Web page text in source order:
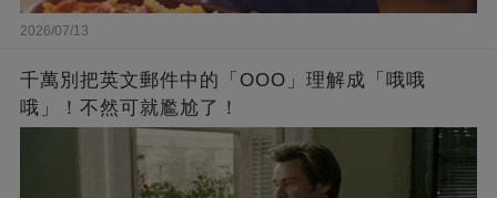
2026/07/13
千萬別把英文郵件中的「OOO」理解成「哦哦
哦」！不然可就尷尬了！